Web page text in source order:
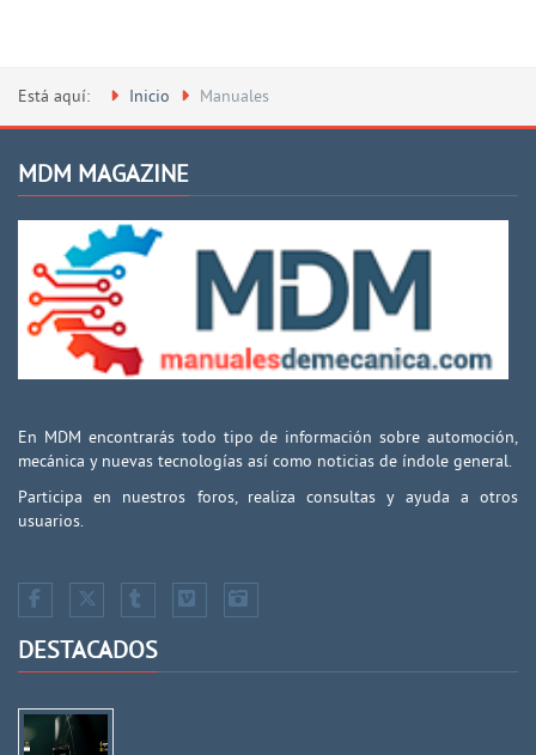
Está aquí: Inicio Manuales
MDM MAGAZINE
En MDM encontrarás todo tipo de información sobre automoción,
mecánica y nuevas tecnologías así como noticias de índole general.
Participa en nuestros foros, realiza consultas y ayuda a otros
usuarios.
DESTACADOS